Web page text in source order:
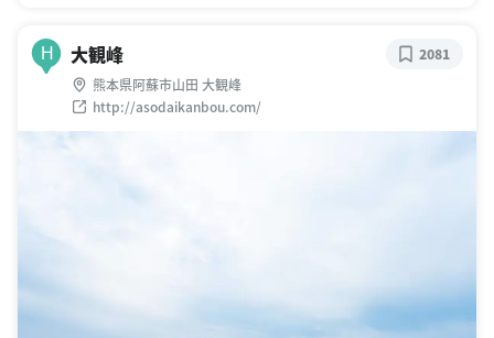
H 大観峰
熊本県阿蘇市山田 大観峰
http://asodaikanbou.com/
2081